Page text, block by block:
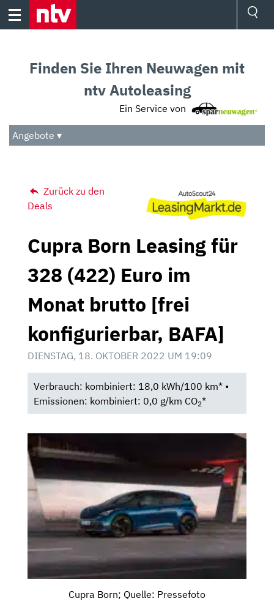
Skip
Audio
Das Beste
Finden Sie Ihren Neuwagen mit
ntv Autoleasing
Ein Service von
Angebote ▾
Zurück zu den
Deals
Cupra Born Leasing für
328 (422) Euro im
Monat brutto [frei
konfigurierbar, BAFA]
DIENSTAG, 18. OKTOBER 2022 UM 19:09
Verbrauch: kombiniert: 18,0 kWh/100 km* •
Emissionen: kombiniert: 0,0 g/km CO2*
Cupra Born; Quelle: Pressefoto